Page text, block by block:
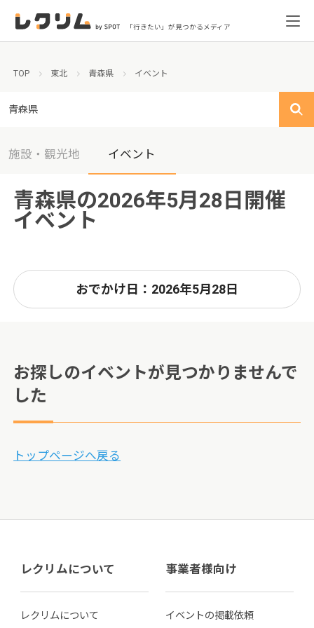
「行きたい」が見つかるメディア
TOP 東北 青森県 イベント
青森県
施設・観光地 イベント
青森県の2026年5月28日開催
イベント
おでかけ日：2026年5月28日
お探しのイベントが見つかりませんで
した
トップページへ戻る
レクリムについて
レクリムについて
事業者様向け
イベントの掲載依頼